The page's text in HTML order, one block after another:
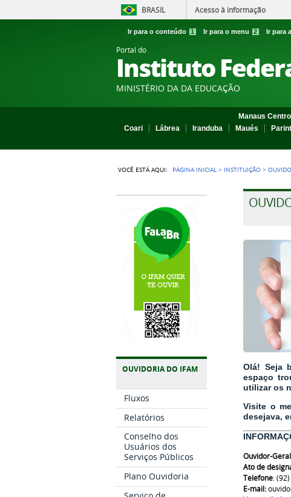
BRASIL Acesso à informação
Ir para o conteúdo 1 Ir para o menu 2 Ir para
Portal do
Instituto
MINISTÉRIO DA DA EDUCAÇÃO
Manaus Centro
Coari
Lábrea Iranduba Maués
VOCÊ ESTÁ AQUI: PÁGINA INICIAL > INSTITUIÇÃO >
OUVIDORIA DO IFAM
Fluxos
Relatórios
Conselho dos
Usuários dos
Serviços Públicos
Plano Ouvidoria
Olá! Seja
espaço
utilizar os
Visite o
desejava,
Ouvidor-
Ato de
Telefone:
E-mail: